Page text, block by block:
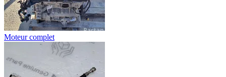
Moteur complet